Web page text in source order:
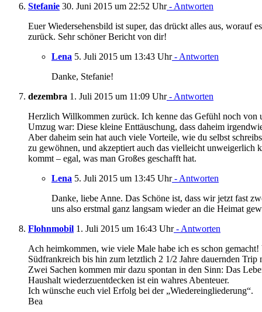
Stefanie 30. Juni 2015 um 22:52 Uhr- Antworten
Euer Wiedersehensbild ist super, das drückt alles aus,
zurück. Sehr schöner Bericht von dir!
Lena 5. Juli 2015 um 13:43 Uhr- Antworten
Danke, Stefanie!
dezembra 1. Juli 2015 um 11:09 Uhr- Antworten
Herzlich Willkommen zurück. Ich kenne das Gefühl noch von
Umzug war: Diese kleine Enttäuschung, dass daheim
Aber daheim sein hat auch viele Vorteile, wie du selbst
zu gewöhnen, und akzeptiert auch das vielleicht unweigerlich
kommt – egal, was man Großes geschafft hat.
Lena 5. Juli 2015 um 13:45 Uhr- Antworten
Danke, liebe Anne. Das Schöne ist, dass wir jetzt fast
uns also erstmal ganz langsam wieder an die Heimat
Flohnmobil 1. Juli 2015 um 16:43 Uhr- Antworten
Ach heimkommen, wie viele Male habe ich es schon
Südfrankreich bis hin zum letztlich 2 1/2 Jahre dauernden Trip
Zwei Sachen kommen mir dazu spontan in den Sinn: Das
Haushalt wiederzuentdecken ist ein wahres Abenteuer.
Ich wünsche euch viel Erfolg bei der „Wiedereingliederung“.
Bea